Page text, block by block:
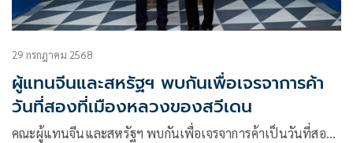
29 กรกฎาคม 2568
ผู้แทนจีนและสหรัฐฯ พบกันเพื่อเจรจาการค้า
วันที่สองที่เมืองหลวงของสวีเดน
คณะผู้แทนจีนและสหรัฐฯ พบกันเพื่อเจรจาการค้าเป็นวันที่สอ…